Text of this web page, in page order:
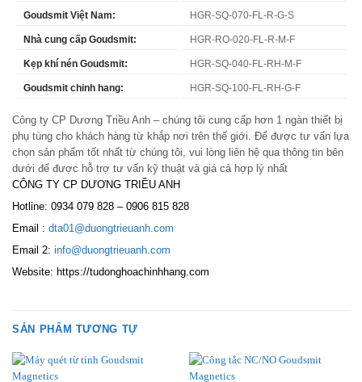
Goudsmit Việt Nam: HGR-SQ-070-FL-R-G-S
Nhà cung cấp Goudsmit: HGR-RO-020-FL-R-M-F
Kẹp khí nén Goudsmit: HGR-SQ-040-FL-RH-M-F
Goudsmit chinh hang: HGR-SQ-100-FL-RH-G-F
Công ty CP Dương Triều Anh – chúng tôi cung cấp hơn 1 ngàn thiết bị
phụ tùng cho khách hàng từ khắp nơi trên thế giới. Để được tư vấn lựa
chọn sản phẩm tốt nhất từ chúng tôi, vui lòng liên hệ qua thông tin bên
dưới để được hỗ trợ tư vấn kỹ thuật và giá cả hợp lý nhất
CÔNG TY CP DƯƠNG TRIỀU ANH
Hotline: 0934 079 828 – 0906 815 828
Email : dta01@duongtrieuanh.com
Email 2: info@duongtrieuanh.com
Website: https://tudonghoachinhhang.com
SẢN PHẨM TƯƠNG TỰ